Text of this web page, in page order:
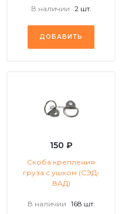
В наличии 2 шт.
ДОБАВИТЬ
150 ₽
Скоба крепления
груза с ушком (СЭД-
ВАД)
В наличии 168 шт.